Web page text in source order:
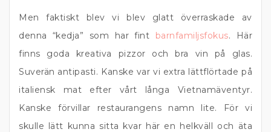
Men faktiskt blev vi blev glatt överraskade av
denna “kedja” som har fint barnfamiljsfokus. Här
finns goda kreativa pizzor och bra vin på glas.
Suverän antipasti. Kanske var vi extra lättflörtade på
italiensk mat efter vårt långa Vietnamäventyr.
Kanske förvillar restaurangens namn lite. För vi
skulle lätt kunna sitta kvar här en helkväll och äta